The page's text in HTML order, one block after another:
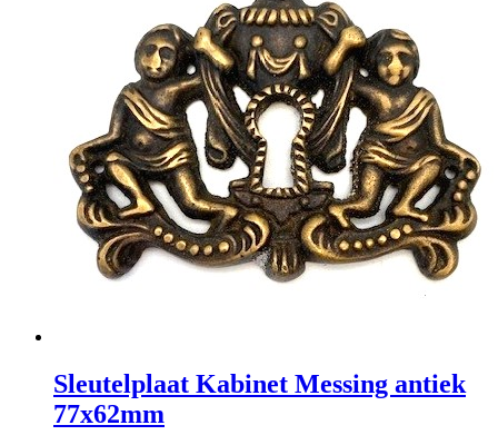
Sleutelplaat Kabinet Messing antiek
77x62mm